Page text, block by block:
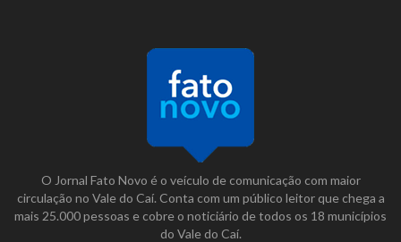
O Jornal Fato Novo é o veículo de comunicação com maior
circulação no Vale do Caí. Conta com um público leitor que chega a
mais 25.000 pessoas e cobre o noticiário de todos os 18 municípios
do Vale do Caí.